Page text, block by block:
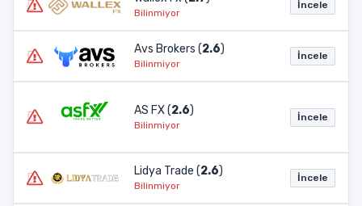
Bilinmiyor
İncele
Avs Brokers (2.6)
Bilinmiyor
İncele
AS FX (2.6)
Bilinmiyor
İncele
Lidya Trade (2.6)
Bilinmiyor
İncele